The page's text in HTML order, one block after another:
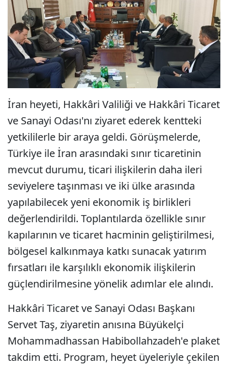
İran heyeti, Hakkâri Valiliği ve Hakkâri Ticaret
ve Sanayi Odası'nı ziyaret ederek kentteki
yetkililerle bir araya geldi. Görüşmelerde,
Türkiye ile İran arasındaki sınır ticaretinin
mevcut durumu, ticari ilişkilerin daha ileri
seviyelere taşınması ve iki ülke arasında
yapılabilecek yeni ekonomik iş birlikleri
değerlendirildi. Toplantılarda özellikle sınır
kapılarının ve ticaret hacminin geliştirilmesi,
bölgesel kalkınmaya katkı sunacak yatırım
fırsatları ile karşılıklı ekonomik ilişkilerin
güçlendirilmesine yönelik adımlar ele alındı.
Hakkâri Ticaret ve Sanayi Odası Başkanı
Servet Taş, ziyaretin anısına Büyükelçi
Mohammadhassan Habibollahzadeh'e plaket
takdim etti. Program, heyet üyeleriyle çekilen